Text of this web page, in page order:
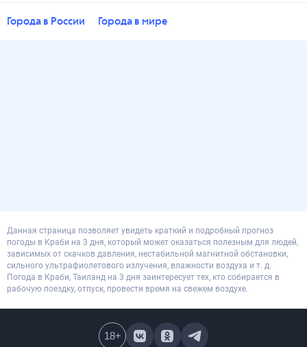
Города в России Города в мире
Данная страница позволяет увидеть краткий и подробный прогноз
погоды в Краби на 3 дня, который может оказаться полезным для людей,
зависимых от скачков давления, нестабильной магнитной обстановки,
сильного ультрафиолетового излучения, влажности воздуха и т. д.
Погода в Краби, Таиланд на 3 дня заинтересует тех, кто собирается в
рабочую поездку, отпуск, провести время на свежем воздухе.
18+